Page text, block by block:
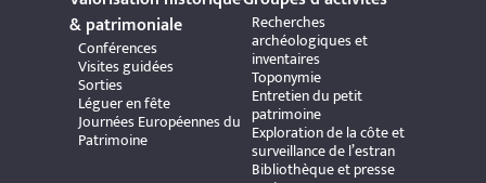
& patrimoniale
Conférences
Visites guidées
Sorties
Léguer en fête
Journées Européennes du
Patrimoine
Recherches
archéologiques et
inventaires
Toponymie
Entretien du petit
patrimoine
Exploration de la côte et
surveillance de l’estran
Bibliothèque et presse